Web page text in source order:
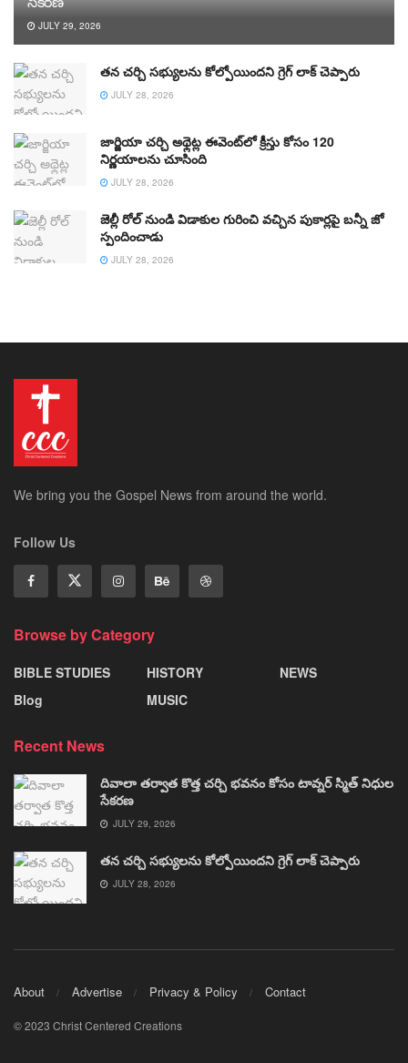
JULY 29, 2026
తన చర్చి సభ్యులను కోల్పోయిందని గ్రెగ్ లాక్ చెప్పారు
JULY 28, 2026
జార్జియా చర్చి అథ్లెట్ల ఈవెంట్‌లో క్రీస్తు కోసం 120
నిర్ణయాలను చూసింది
JULY 28, 2026
జెల్లీ రోల్ నుండి విడాకుల గురించి వచ్చిన పుకార్లపై బన్నీ జో
స్పందించాడు
JULY 28, 2026
We bring you the Gospel News from around the world.
Follow Us
Browse by Category
BIBLE STUDIES
Blog
HISTORY
MUSIC
NEWS
Recent News
దివాలా తర్వాత కొత్త చర్చి భవనం కోసం టావ్నర్ స్మిత్ నిధుల
సేకరణ
JULY 29, 2026
తన చర్చి సభ్యులను కోల్పోయిందని గ్రెగ్ లాక్ చెప్పారు
JULY 28, 2026
About Advertise Privacy & Policy Contact
© 2023 Christ Centered Creations